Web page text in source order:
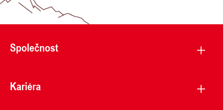
Společnost
Kariéra